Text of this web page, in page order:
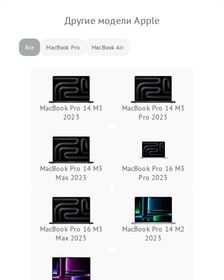
Другие модели Apple
Все MacBook Pro MacBook Air
MacBook Pro 14 M3
2023
MacBook Pro 14 M3
Pro 2023
MacBook Pro 14 M3
Max 2023
MacBook Pro 16 M3
Pro 2023
MacBook Pro 16 M3
Max 2023
MacBook Pro 14 M2
2023